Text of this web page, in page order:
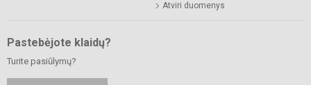
Atviri duomenys
Pastebėjote klaidų?
Turite pasiūlymų?